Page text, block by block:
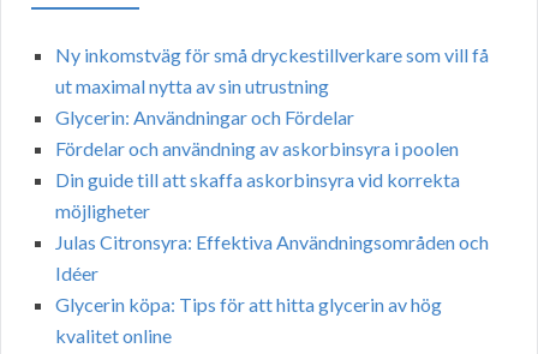
Ny inkomstväg för små dryckestillverkare som vill få
ut maximal nytta av sin utrustning
Glycerin: Användningar och Fördelar
Fördelar och användning av askorbinsyra i poolen
Din guide till att skaffa askorbinsyra vid korrekta
möjligheter
Julas Citronsyra: Effektiva Användningsområden och
Idéer
Glycerin köpa: Tips för att hitta glycerin av hög
kvalitet online